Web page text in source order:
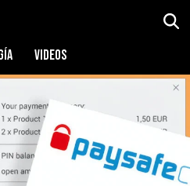
VIDEOS